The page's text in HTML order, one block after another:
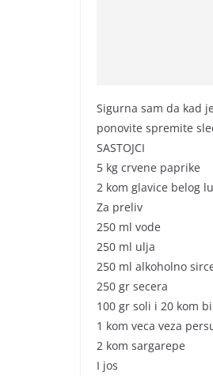
Sigurna sam da kad
ponovite spremite
SASTOJCI
5 kg crvene paprike
2 kom glavice belog
Za preliv
250 ml vode
250 ml ulja
250 ml alkoholno
250 gr secera
100 gr soli i 20 kom
1 kom veca veza
2 kom sargarepe
I jos